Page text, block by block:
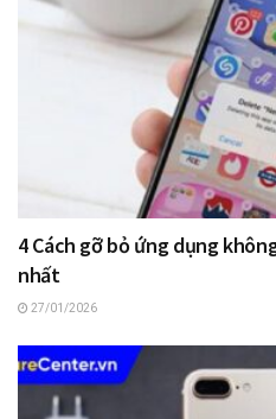
4 Cách gỡ bỏ ứng dụng
nhất
27/01/2026